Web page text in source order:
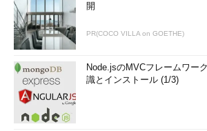
開
PR(COCO VILLA on GOETHE)
Node.jsのMVCフレームワー
識とインストール (1/3)